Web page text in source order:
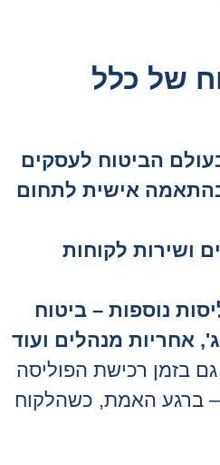
של כלל
הביטוח לעסקים
בהתאמה אישית לתחום
ושירות לקוחות
נוספות – ביטוח
אחריות מנהלים ועוד
גם בזמן רכישת הפוליסה
ברגע האמת, כשהלקוח